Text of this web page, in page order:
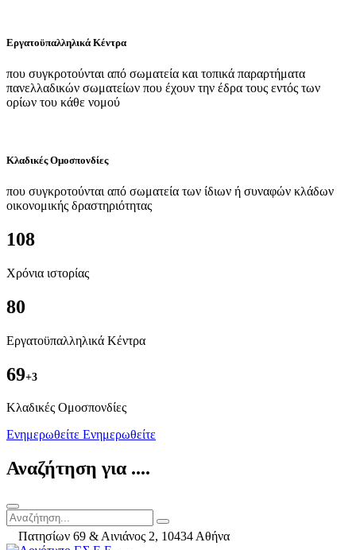
Εργατοϋπαλληλικά Κέντρα
που συγκροτούνται από σωματεία και τοπικά παραρτήματα
πανελλαδικών σωματείων που έχουν την έδρα τους εντός των
ορίων του κάθε νομού
Κλαδικές Ομοσπονδίες
που συγκροτούνται από σωματεία των ίδιων ή συναφών κλάδων
οικονομικής δραστηριότητας
108
Χρόνια ιστορίας
80
Εργατοϋπαλληλικά Κέντρα
69+3
Kλαδικές Ομοσπονδίες
Ενημερωθείτε Ενημερωθείτε
Αναζήτηση για ....
Πατησίων 69 & Αινιάνος 2, 10434 Αθήνα